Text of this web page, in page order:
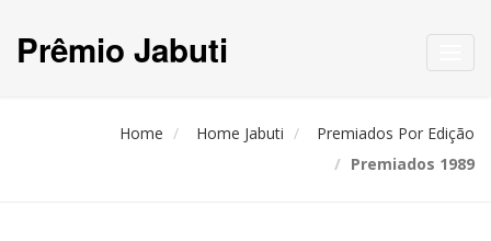
Prêmio Jabuti
Home Home Jabuti
Premiados Por Edição
Premiados 1989